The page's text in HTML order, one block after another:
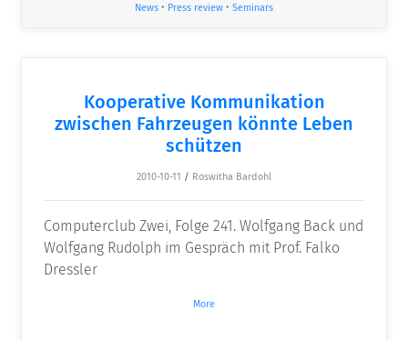
News • Press review • Seminars
Kooperative Kommunikation
zwischen Fahrzeugen könnte Leben
schützen
2010-10-11 / Roswitha Bardohl
Computerclub Zwei, Folge 241. Wolfgang Back und
Wolfgang Rudolph im Gespräch mit Prof. Falko
Dressler
More